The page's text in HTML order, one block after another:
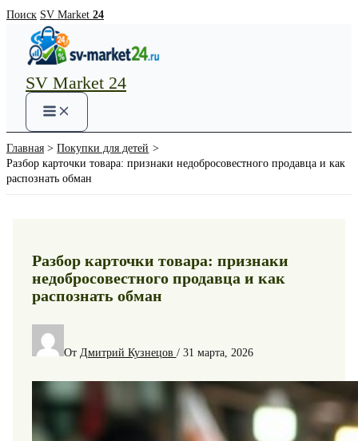
Перейти
содержимому
Поиск SV Market 24
SV Market 24
Main
Menu
Главная
Покупки для детей
Разбор карточки товара: признаки недобросовестного продавца и как
распознать обман
Разбор карточки товара: признаки
недобросовестного продавца и как
распознать обман
От Дмитрий Кузнецов / 31 марта, 2026